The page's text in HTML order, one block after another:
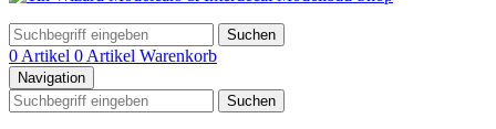
Suchen
0 Artikel 0 Artikel Warenkorb
Navigation
Suchen